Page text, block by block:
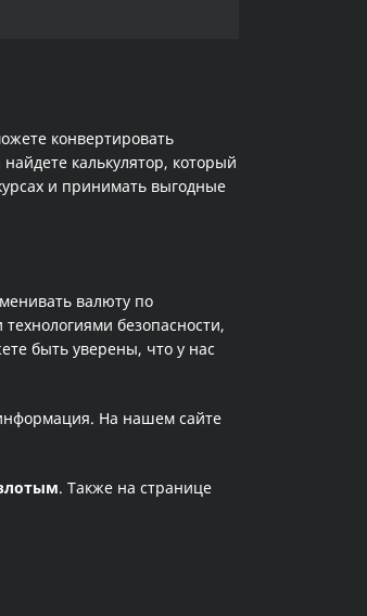
конвертировать
калькулятор, который
и принимать выгодные
валюту по
безопасности,
быть уверены, что у нас
На нашем сайте
. Также на странице